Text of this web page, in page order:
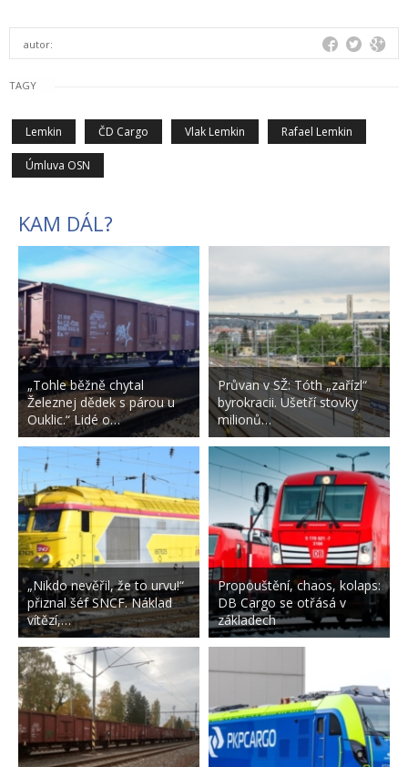
autor:
TAGY
Lemkin ČD Cargo Vlak Lemkin Rafael Lemkin
Úmluva OSN
KAM DÁL?
„Tohle běžně chytal
Železnej dědek s párou u
Ouklic.“ Lidé o…
„Nikdo nevěřil, že to urvu!“
přiznal šéf SNCF. Náklad
vítězí,…
Průvan v SŽ: Tóth „zařízl“
byrokracii. Ušetří stovky
milionů…
Propouštění, chaos, kolaps:
DB Cargo se otřásá v
základech